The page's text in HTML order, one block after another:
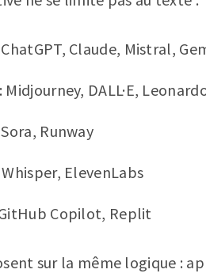
ChatGPT, Claude, Mistral,
: Midjourney, DALL·E,
Runway
Whisper, ElevenLabs
Copilot, Replit
sur la même logique :